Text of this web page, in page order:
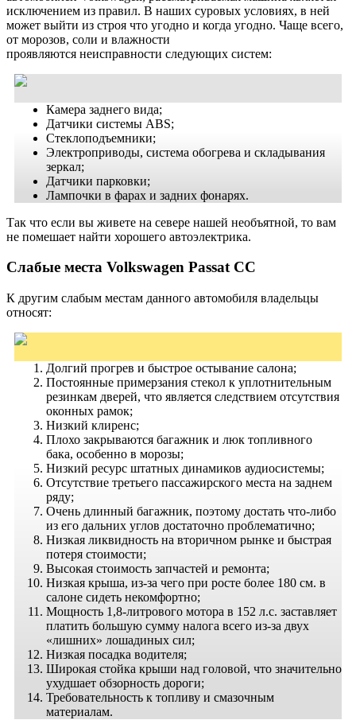
исключением из правил. В наших суровых условиях, в ней
может выйти из строя что угодно и когда угодно. Чаще всего,
от морозов, соли и влажности
проявляются неисправности следующих систем:
Камера заднего вида;
Датчики системы ABS;
Стеклоподъемники;
Электроприводы, система обогрева и складывания
зеркал;
Датчики парковки;
Лампочки в фарах и задних фонарях.
Так что если вы живете на севере нашей необъятной, то вам
не помешает найти хорошего автоэлектрика.
Слабые места Volkswagen Passat CC
К другим слабым местам данного автомобиля владельцы
относят:
Долгий прогрев и быстрое остывание салона;
Постоянные примерзания стекол к уплотнительным
резинкам дверей, что является следствием отсутствия
оконных рамок;
Низкий клиренс;
Плохо закрываются багажник и люк топливного
бака, особенно в морозы;
Низкий ресурс штатных динамиков аудиосистемы;
Отсутствие третьего пассажирского места на заднем
ряду;
Очень длинный багажник, поэтому достать что-либо
из его дальних углов достаточно проблематично;
Низкая ликвидность на вторичном рынке и быстрая
потеря стоимости;
Высокая стоимость запчастей и ремонта;
Низкая крыша, из-за чего при росте более 180 см. в
салоне сидеть некомфортно;
Мощность 1,8-литрового мотора в 152 л.с. заставляет
платить большую сумму налога всего из-за двух
«лишних» лошадиных сил;
Низкая посадка водителя;
Широкая стойка крыши над головой, что значительно
ухудшает обзорность дороги;
Требовательность к топливу и смазочным
материалам.